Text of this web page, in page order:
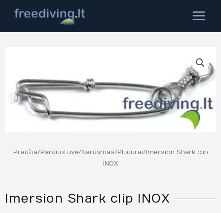
turinio
MAIN
Pradžia/Parduotuvė/Nardymas/Plūdurai/ Imersion Shark clip
INOX
Imersion Shark clip INOX